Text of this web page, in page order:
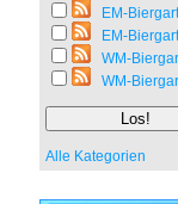
EM-
EM-
WM-
WM-
Alle Kategorien